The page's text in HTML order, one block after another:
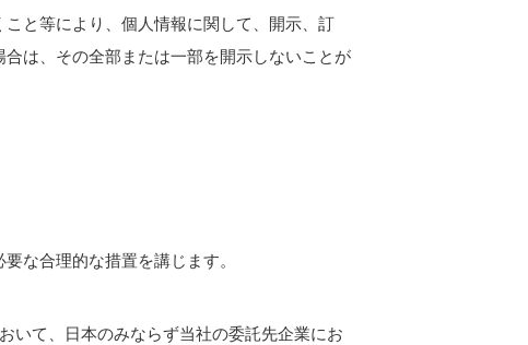
と等により、個人情報に関して、開示、訂
は、その全部または一部を開示しないことが
な合理的な措置を講じます。
いて、日本のみならず当社の委託先企業にお